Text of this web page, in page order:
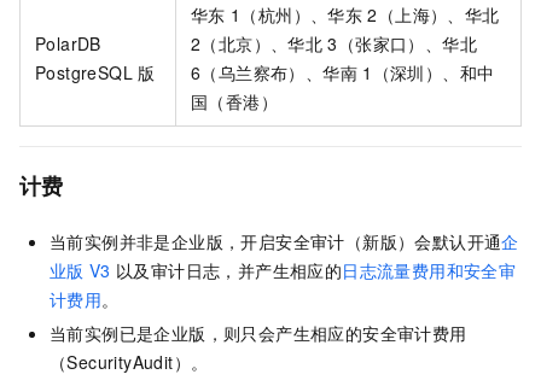
PolarDB
PostgreSQL 版
华东 1（杭州）、华东 2（上海）、华北
2（北京）、华北 3（张家口）、华北
6（乌兰察布）、华南 1（深圳）、和中
国（香港）
计费
当前实例并非是企业版，开启安全审计（新版）会默认开通企
业版 V3 以及审计日志，并产生相应的日志流量费用和安全审
计费用。
当前实例已是企业版，则只会产生相应的安全审计费用
（SecurityAudit）。